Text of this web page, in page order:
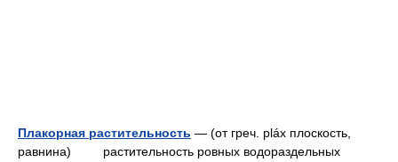
Плакорная растительность — (от греч. pláx плоскость,
равнина) растительность ровных водораздельных